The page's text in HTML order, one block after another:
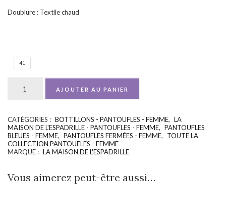
Doublure : Textile chaud
41
AJOUTER AU PANIER
CATÉGORIES : BOTTILLONS - PANTOUFLES - FEMME, LA
MAISON DE L'ESPADRILLE - PANTOUFLES - FEMME, PANTOUFLES
BLEUES - FEMME, PANTOUFLES FERMÉES - FEMME,
TOUTE LA
COLLECTION PANTOUFLES - FEMME
MARQUE : LA MAISON DE L'ESPADRILLE
Vous aimerez peut-être aussi…